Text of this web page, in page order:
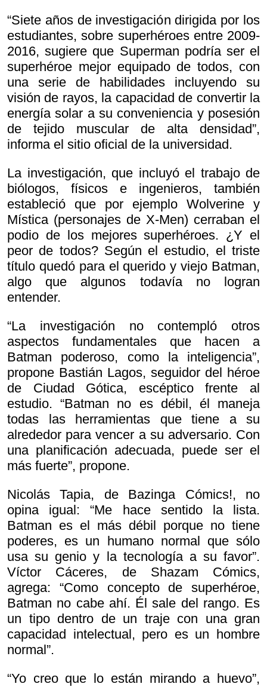
“Siete años de investigación dirigida por los
estudiantes, sobre superhéroes entre 2009-
2016, sugiere que Superman podría ser el
superhéroe mejor equipado de todos, con
una serie de habilidades incluyendo su
visión de rayos, la capacidad de convertir la
energía solar a su conveniencia y posesión
de tejido muscular de alta densidad”,
informa el sitio oficial de la universidad.
La investigación, que incluyó el trabajo de
biólogos, físicos e ingenieros, también
estableció que por ejemplo Wolverine y
Mística (personajes de X-Men) cerraban el
podio de los mejores superhéroes. ¿Y el
peor de todos? Según el estudio, el triste
título quedó para el querido y viejo Batman,
algo que algunos todavía no logran
entender.
“La investigación no contempló otros
aspectos fundamentales que hacen a
Batman poderoso, como la inteligencia”,
propone Bastián Lagos, seguidor del héroe
de Ciudad Gótica, escéptico frente al
estudio. “Batman no es débil, él maneja
todas las herramientas que tiene a su
alrededor para vencer a su adversario. Con
una planificación adecuada, puede ser el
más fuerte”, propone.
Nicolás Tapia, de Bazinga Cómics!, no
opina igual: “Me hace sentido la lista.
Batman es el más débil porque no tiene
poderes, es un humano normal que sólo
usa su genio y la tecnología a su favor”.
Víctor Cáceres, de Shazam Cómics,
agrega: “Como concepto de superhéroe,
Batman no cabe ahí. Él sale del rango. Es
un tipo dentro de un traje con una gran
capacidad intelectual, pero es un hombre
normal”.
“Yo creo que lo están mirando a huevo”,